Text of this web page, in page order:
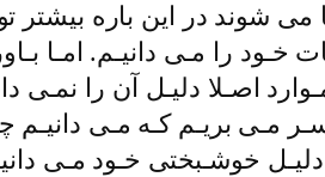
شوند در این باره بیشتر
خـود را مـی دانیـم. امـا
اصـلا دلیـل آن را نمـی
مـی بریـم کـه مـی دانیـم
دلیـل خوشـبختی خـود مـی